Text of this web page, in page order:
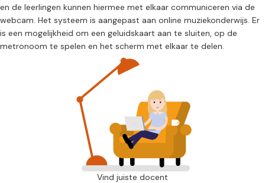
en de leerlingen kunnen hiermee met elkaar communiceren via de
webcam. Het systeem is aangepast aan online muziekonderwijs. Er
is een mogelijkheid om een geluidskaart aan te sluiten, op de
metronoom te spelen en het scherm met elkaar te delen.
Vind juiste docent